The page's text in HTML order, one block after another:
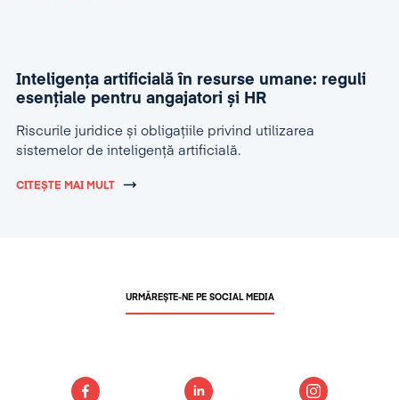
Inteligența artificială în resurse umane: reguli
esențiale pentru angajatori și HR
Riscurile juridice și obligațiile privind utilizarea
sistemelor de inteligență artificială.
CITEȘTE MAI MULT
URMĂREȘTE-NE PE SOCIAL MEDIA